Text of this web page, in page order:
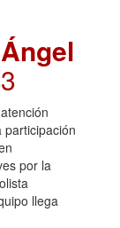
participación
por la
llega